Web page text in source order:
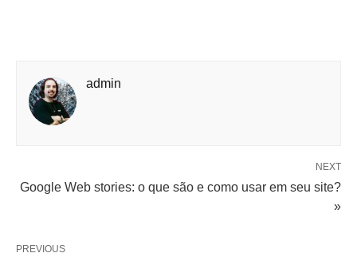
admin
NEXT
Google Web stories: o que são e como usar em seu site?
»
PREVIOUS